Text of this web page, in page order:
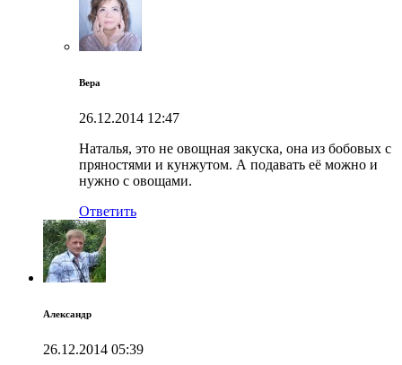
Вера
26.12.2014 12:47
Наталья, это не овощная закуска, она из бобовых с
пряностями и кунжутом. А подавать её можно и
нужно с овощами.
Ответить
Александр
26.12.2014 05:39